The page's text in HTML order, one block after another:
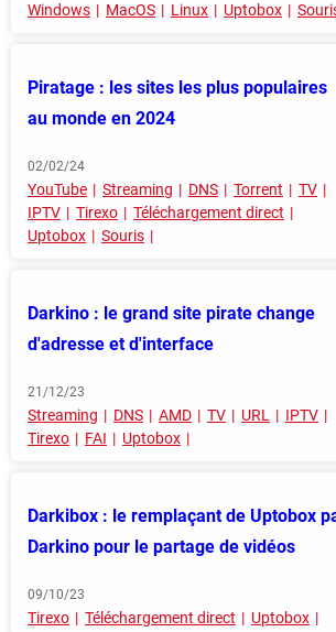
Windows
MacOS Linux Uptobox
Piratage : les sites les plus populaires
au monde en 2024
02/02/24
YouTube Streaming DNS Torrent
TV
IPTV
Tirexo
Téléchargement direct
Uptobox
Souris
Darkino : le grand site pirate change
d'adresse et d'interface
21/12/23
Streaming DNS AMD TV URL
IPTV
Tirexo
FAI Uptobox
Darkibox : le remplaçant de Uptobox
Darkino pour le partage de vidéos
09/10/23
Tirexo Téléchargement direct Uptobox